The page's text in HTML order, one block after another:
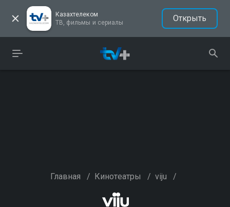
Казахтелеком
ТВ, фильмы и сериалы
Открыть
Главная / Кинотеатры / viju /